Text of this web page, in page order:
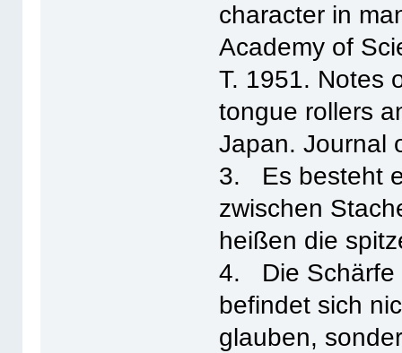
character in
Academy of
T. 1951. Notes
tongue rollers
Japan. Journal
3. Es besteht
zwischen
heißen die
4. Die Schärfe
befindet sich
glauben,